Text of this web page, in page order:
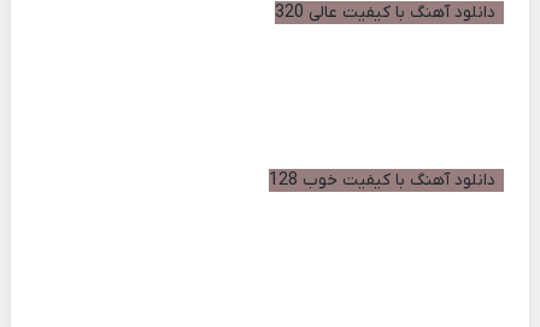
دانلود آهنگ با کیفیت عالی 320
دانلود آهنگ با کیفیت خوب 128